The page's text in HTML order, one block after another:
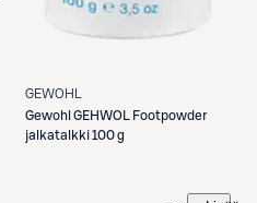
GEWOHL
Gewohl GEHWOL Footpowder
jalkatalkki 100 g